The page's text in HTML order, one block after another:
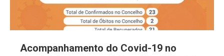
Acompanhamento do Covid-19 no